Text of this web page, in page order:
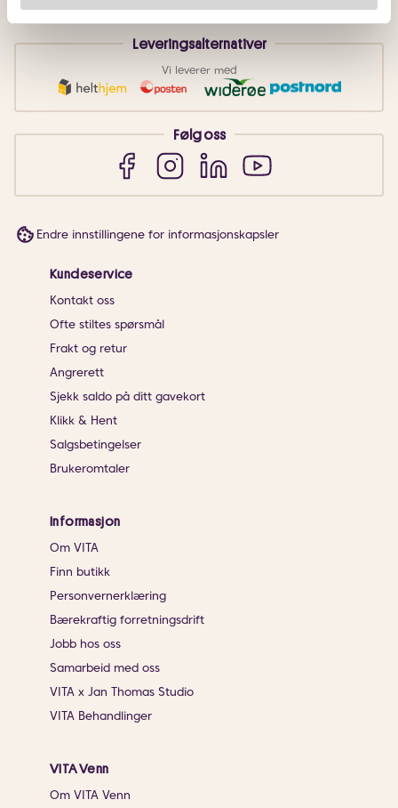
Leveringsalternativer
Vi leverer med
Følg oss
Endre innstillingene for informasjonskapsler
Kundeservice
Kontakt oss
Ofte stiltes spørsmål
Frakt og retur
Angrerett
Sjekk saldo på ditt gavekort
Klikk & Hent
Salgsbetingelser
Brukeromtaler
Informasjon
Om VITA
Finn butikk
Personvernerklæring
Bærekraftig forretningsdrift
Jobb hos oss
Samarbeid med oss
VITA x Jan Thomas Studio
VITA Behandlinger
VITA Venn
Om VITA Venn